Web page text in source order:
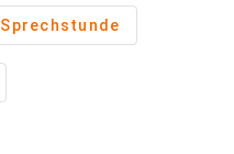
Sprechstunde